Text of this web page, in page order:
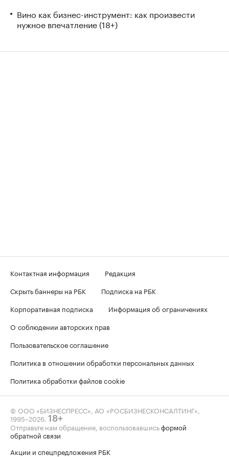
Вино как бизнес-инструмент: как произвести
нужное впечатление (18+)
Контактная информация
Редакция
Скрыть баннеры на РБК
Подписка на РБК
Корпоративная подписка
Информация об ограничениях
О соблюдении авторских прав
Пользовательское соглашение
Политика в отношении обработки персональных данных
Политика обработки файлов cookie
© ООО «БИЗНЕСПРЕСС», АО «РОСБИЗНЕСКОНСАЛТИНГ»,
1995–2026 18+
Отправьте нам обращение, воспользовавшисьформой
обратной связи
Акции и спецпредложения РБК